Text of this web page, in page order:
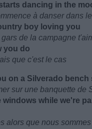
dancing in the
à danser dans
boy loving you
de la campagne
you do
que c'est le cas
on a Silverado bench
sur une banquette de
windows while we're
alors que nous